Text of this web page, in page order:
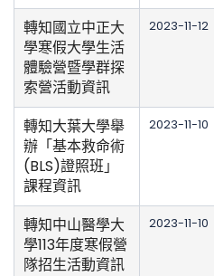
轉知國立中正大
學寒假大學生活
體驗營暨學群探
索營活動資訊
2023-11-12
轉知大葉大學舉
辦「基本救命術
(BLS)證照班」
課程資訊
2023-11-10
轉知中山醫學大
學113年度寒假營
隊招生活動資訊
2023-11-10